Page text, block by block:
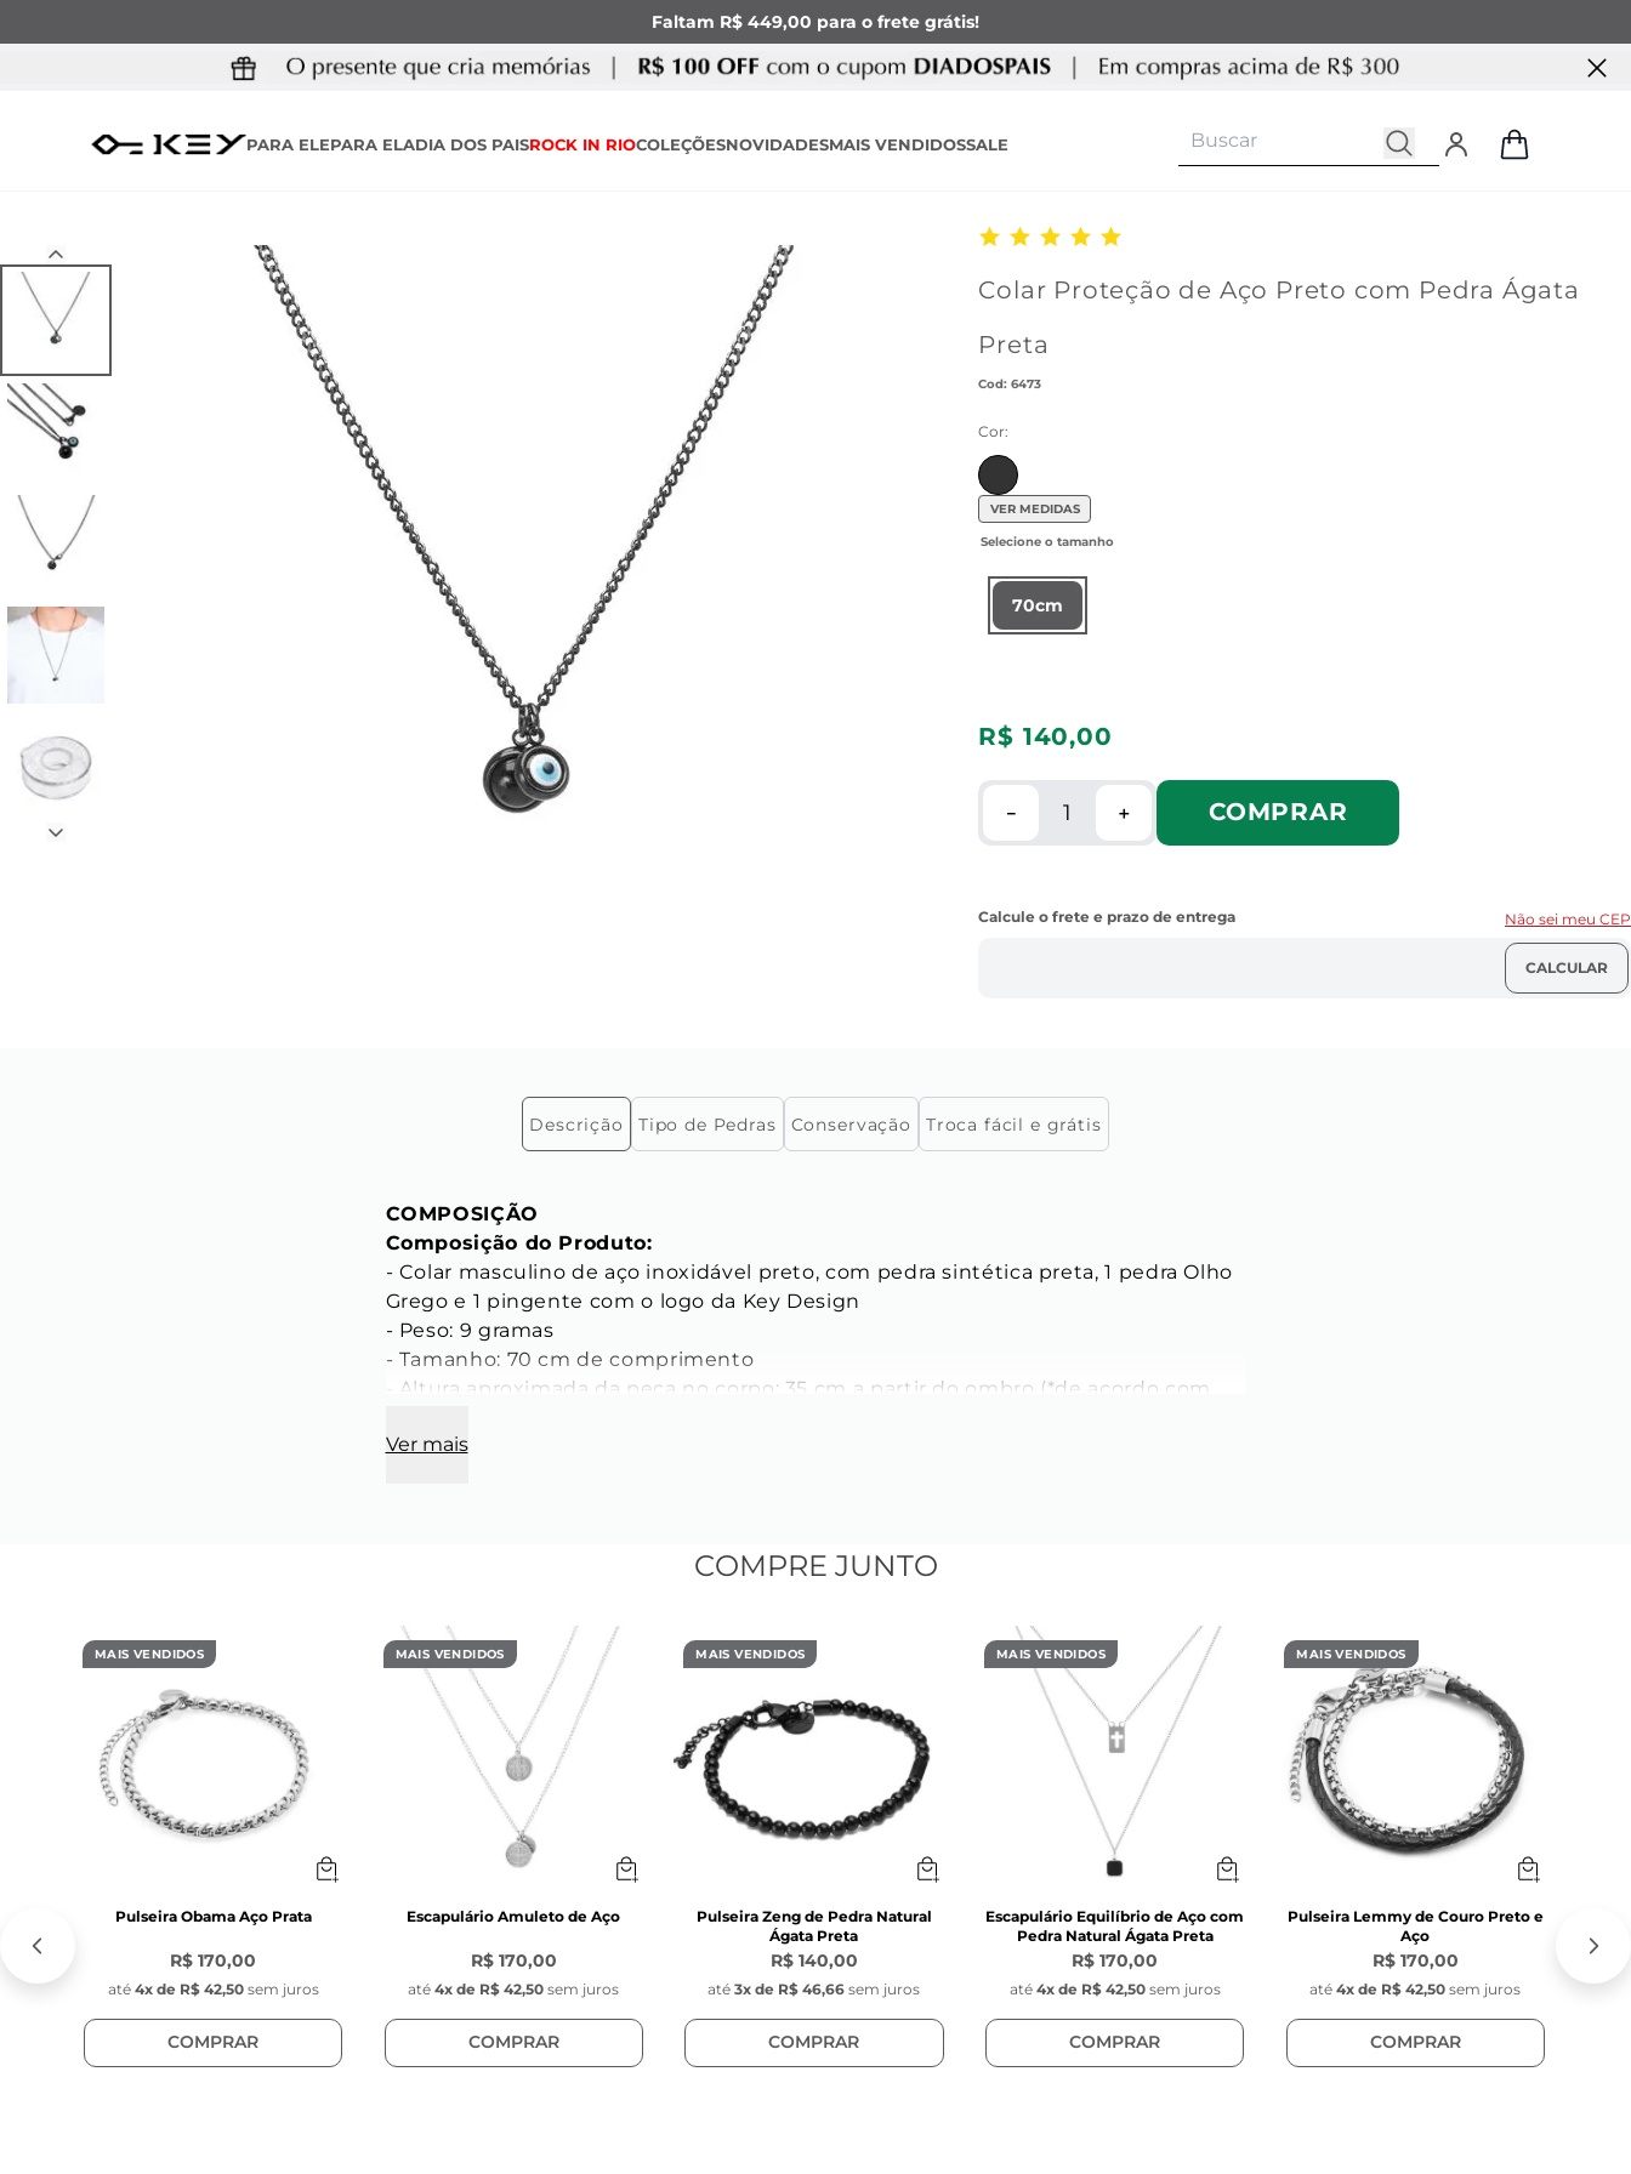
Faltam R$ 449,00 para o frete grátis!
PARA ELEPARA ELADIA DOS PAISROCK IN RIOCOLEÇÕESNOVIDADESMAIS VENDIDOSSALE
Colar Proteção de Aço Preto com Pedra Ágata
Preta
:6473
Cor:
VER MEDIDAS
70cm
R$ 140,00
＋
－ COMPRAR
Não sei meu CEP
Descrição Tipo de Pedras Conservação Troca fácil e grátis
COMPOSIÇÃO
Composição do Produto:
- Colar masculino de aço inoxidável preto, com pedra sintética preta, 1 pedra Olho
Grego e 1 pingente com o logo da Key Design
- Peso: 9 gramas
- Tamanho: 70 cm de comprimento
- Altura aproximada da peça no corpo: 35 cm a partir do ombro (*de acordo com
- Cor: Preto
- Material: Aço inoxidável
- Modelo da corrente: Grumet elo facetado
- Fecho lagosta de aço inoxidável preto
Características das Pedras:
PEDRA ÁGATA:
- Diâmetro: 6mm
- Material: Pedra sintética
- Modelo: Pedra para cabochon
- Posição: Móvel, (não é fixa na corrente)
PEDRA OLHO GREGO:
- Diâmetro: 6 mm
- Cor: Colorido
Ver mais
COMPRE JUNTO
MAIS VENDIDOS
Pulseira Obama Aço Prata
R$ 170,00
até 4x de R$ 42,50 sem juros
COMPRAR
MAIS VENDIDOS
Escapulário Amuleto de Aço
R$ 170,00
até 4x de R$ 42,50 sem juros
COMPRAR
MAIS VENDIDOS
Pulseira Zeng de Pedra Natural
Ágata Preta
R$ 140,00
até 3x de R$ 46,66 sem juros
COMPRAR
MAIS VENDIDOS
Escapulário Equilíbrio de Aço com
Pedra Natural Ágata Preta
R$ 170,00
até 4x de R$ 42,50 sem juros
COMPRAR
MAIS VENDIDOS
Pulseira Lemmy de Couro Preto e
Aço
R$ 170,00
até 4x de R$ 42,50 sem juros
COMPRAR